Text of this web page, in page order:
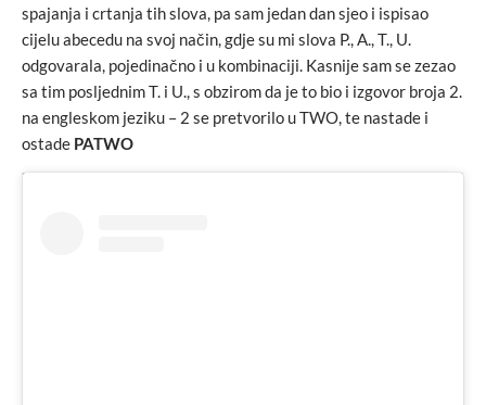
spajanja i crtanja tih slova, pa sam jedan dan sjeo i ispisao
cijelu abecedu na svoj način, gdje su mi slova P., A., T., U.
odgovarala, pojedinačno i u kombinaciji. Kasnije sam se zezao
sa tim posljednim T. i U., s obzirom da je to bio i izgovor broja 2.
na engleskom jeziku – 2 se pretvorilo u TWO, te nastade i
ostade PATWO